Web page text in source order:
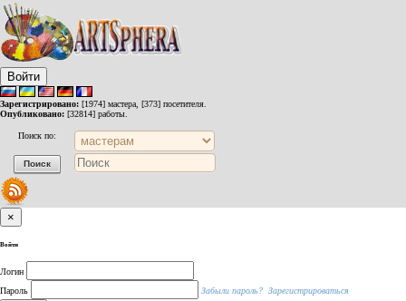
Войти
Зарегистрировано: [1974] мастера, [373] посетителя.
Опубликовано: [32814] работы.
Поиск по:
×
Войти
Логин
Пароль
Забыли пароль? Зарегистрироваться